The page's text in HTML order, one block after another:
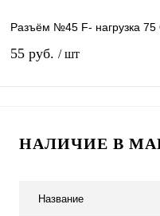
Разъём №45 F- нагрузка
55 руб. / шт
НАЛИЧИЕ В
Название